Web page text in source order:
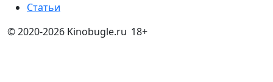
Статьи
© 2020-2026 Kinobugle.ru 18+